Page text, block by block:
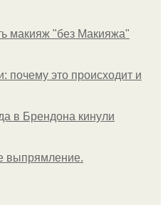
макияж "без Макияжа"
почему это происходит и
в Брендона кинули
выпрямление.